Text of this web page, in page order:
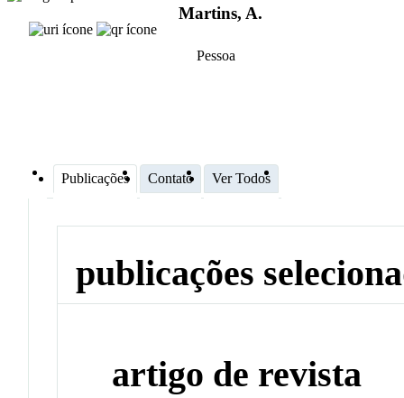
Martins, A.
Pessoa
Publicações Contato Ver Todos
publicações
artigo de revista